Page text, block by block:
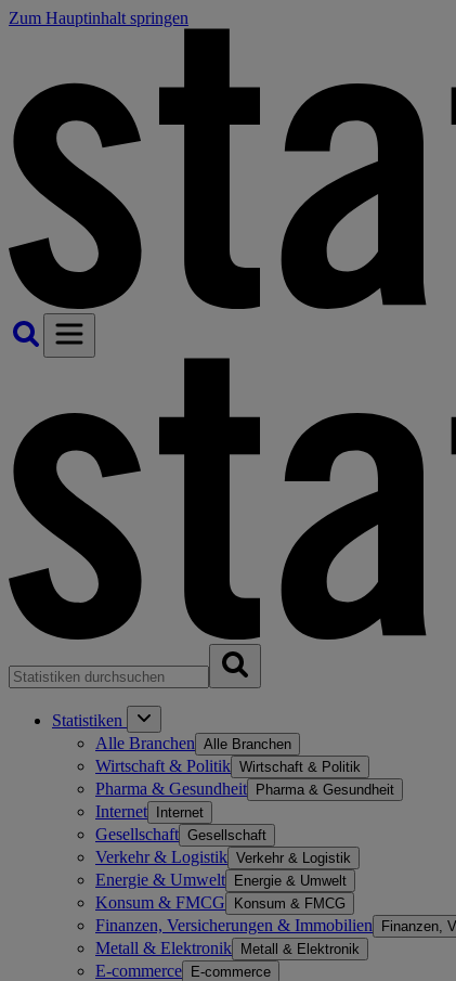
Zum Hauptinhalt springen
Statistiken
Alle Branchen Alle Branchen
Wirtschaft & Politik Wirtschaft & Politik
Pharma & Gesundheit Pharma & Gesundheit
Internet Internet
Gesellschaft Gesellschaft
Verkehr & Logistik Verkehr & Logistik
Energie & Umwelt Energie & Umwelt
Konsum & FMCG Konsum & FMCG
Finanzen, Versicherungen & Immobilien Finanzen,
Metall & Elektronik Metall & Elektronik
E-commerce E-commerce